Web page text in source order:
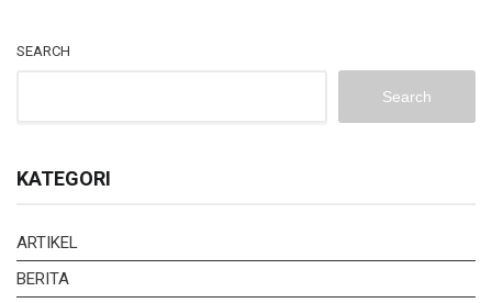
SEARCH
Search
KATEGORI
ARTIKEL
BERITA